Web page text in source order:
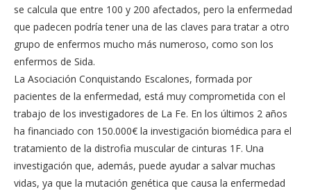
se calcula que entre 100 y 200 afectados, pero la enfermedad
que padecen podría tener una de las claves para tratar a otro
grupo de enfermos mucho más numeroso, como son los
enfermos de Sida.
La Asociación Conquistando Escalones, formada por
pacientes de la enfermedad, está muy comprometida con el
trabajo de los investigadores de La Fe. En los últimos 2 años
ha financiado con 150.000€ la investigación biomédica para el
tratamiento de la distrofia muscular de cinturas 1F. Una
investigación que, además, puede ayudar a salvar muchas
vidas, ya que la mutación genética que causa la enfermedad